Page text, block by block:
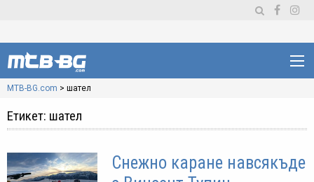
MTB-BG.com > шател
Етикет: шател
Снежно каране навсякъде